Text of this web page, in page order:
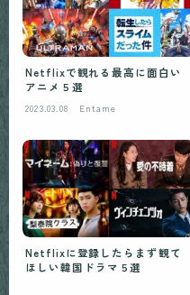
Netflixで観れる最高に面白い
アニメ５選
2023.03.08 Entame
Netflixに登録したらまず観て
ほしい韓国ドラマ５選